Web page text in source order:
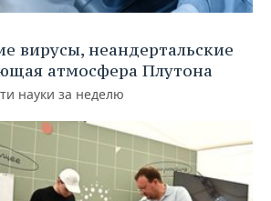
вирусы, неандертальские
атмосфера Плутона
науки за неделю